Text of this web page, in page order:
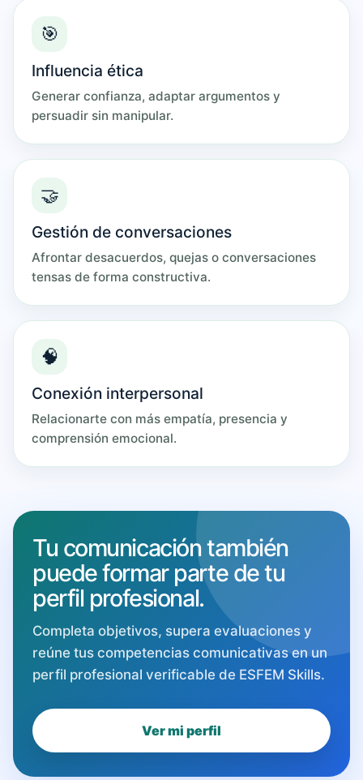
🎯
Influencia ética
Generar confianza, adaptar argumentos y
persuadir sin manipular.
🤝
Gestión de conversaciones
Afrontar desacuerdos, quejas o conversaciones
tensas de forma constructiva.
🧠
Conexión interpersonal
Relacionarte con más empatía, presencia y
comprensión emocional.
Tu comunicación también
puede formar parte de tu
perfil profesional.
Completa objetivos, supera evaluaciones y
reúne tus competencias comunicativas en un
perfil profesional verificable de ESFEM Skills.
Ver mi perfil